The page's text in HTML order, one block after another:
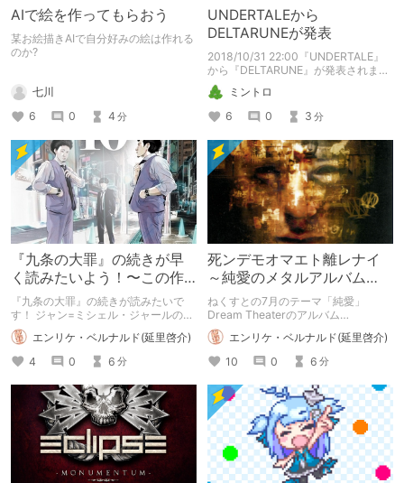
AIで絵を作ってもらおう
某お絵描きAIで自分好みの絵は作れる
のか?
七川
6
0 4 分
UNDERTALEから
DELTARUNEが発表
2018/10/31 22:00『UNDERTALE』
から『DELTARUNE』が発表されまし
た。 UNDERTALEプレイ者向けのゲー
ムなので、ここではUNDERTALEをご
紹介申し上げます。
ミントロ
6
0 3 分
『九条の大罪』の続きが早
く読みたいよう！〜この作
品が楽しみ2024〜
『九条の大罪』の続きが読みたいで
す！ ジャン=ミシェル・ジャールの
『ヴェルサイユ400年コンサート』の
アルバムのリリースが楽しみです！
2024.1.5誤字訂正: 裁量→最良 1.8:
Jean-Michel Jarre公式サイトへのリ
ンク訂正 2.23: Versailles 400コンサ
ートのアルバムがリリースされました
エンリケ・ベルナルド(延里啓介)
4
0 6 分
死ンデモオマエト離レナイ
～純愛のメタルアルバム
『メトロポリス・パート2』
～
ねくすとの7月のテーマ「純愛」
Dream Theaterのアルバム
『Metropolis Part 2: Scenes from a
Memory』を紹介します。 動画は公
式チャンネルのものを貼り、歌詞は
Genius Lyricsから引用しています。
Pixabayのフリー素材を使っていま
す。 全年齢記事です。
エンリケ・ベルナルド(延里啓介)
10
0 6 分